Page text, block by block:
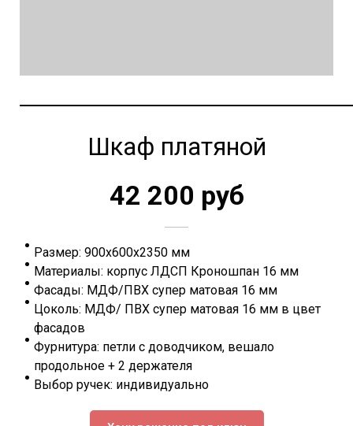
Шкаф платяной
42 200 руб
Размер: 900х600х2350 мм
Материалы: корпус ЛДСП Кроношпан 16 мм
Фасады: МДФ/ПВХ супер матовая 16 мм
Цоколь: МДФ/ ПВХ супер матовая 16 мм в цвет
фасадов
Фурнитура: петли с доводчиком, вешало
продольное + 2 держателя
Выбор ручек: индивидуально